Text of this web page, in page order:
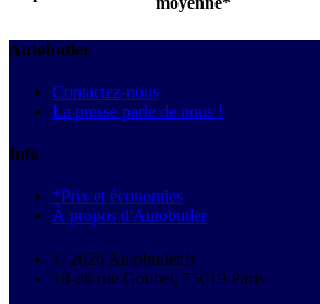
Autobutler
Contactez-nous
La presse parle de nous !
Info
*Prix et économies
À propos d'Autobutler
© 2026 Autobutler.fr
18-26 rue Goubet, 75019 Paris